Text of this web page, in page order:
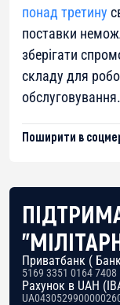
понад третину
поставки
зберігати
складу для
обслуговування.
Поширити в
Приватбанк (
5169 3351 0164 7408
Рахунок в UAH